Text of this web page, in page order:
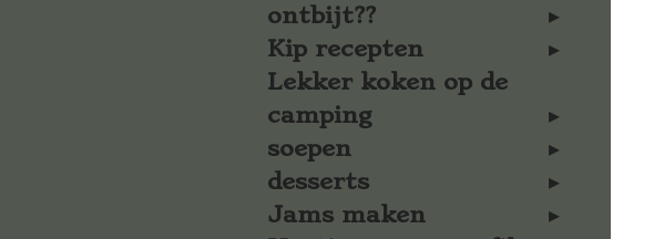
ontbijt??
Kip recepten
Lekker koken op de
camping
soepen
desserts
Jams maken